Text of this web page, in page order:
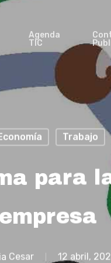
Agenda
TIC
Trabajo
para
empresa
Cesar 12 abril,